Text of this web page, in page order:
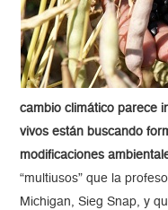
cambio climático parece
vivos están buscando
modificaciones
“multiusos” que la
Michigan, Sieg Snap, y